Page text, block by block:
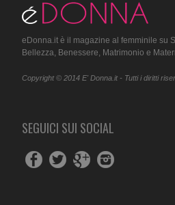
eDonna.it è il magazine al femminile su
Bellezza, Benessere, Matrimonio e
Copyright © 2014 E' Donna.it - Tutti i diritti
SEGUICI SUI SOCIAL